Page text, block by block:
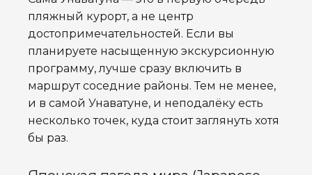
пляжный курорт, а не центр
достопримечательностей. Если вы
планируете насыщенную экскурсионную
программу, лучше сразу включить в
маршрут соседние районы. Тем не менее,
и в самой Унаватуне, и неподалёку есть
несколько точек, куда стоит заглянуть хотя
бы раз.